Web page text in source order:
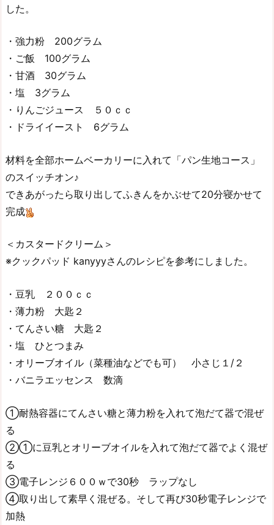
した。
・強力粉 200グラム
・ご飯 100グラム
・甘酒 30グラム
・塩 3グラム
・りんごジュース ５０ｃｃ
・ドライイースト 6グラム
材料を全部ホームベーカリーに入れて「パン生地コース」
のスイッチオン♪
できあがったら取り出してふきんをかぶせて20分寝かせて
完成
＜カスタードクリーム＞
※クックパッド kanyyyさんのレシピを参考にしました。
・豆乳 ２００ｃｃ
・薄力粉 大匙２
・てんさい糖 大匙２
・塩 ひとつまみ
・オリーブオイル（菜種油などでも可） 小さじ１/２
・バニラエッセンス 数滴
①耐熱容器にてんさい糖と薄力粉を入れて泡だて器で混ぜ
る
②①に豆乳とオリーブオイルを入れて泡だて器でよく混ぜ
る
③電子レンジ６００ｗで30秒 ラップなし
④取り出して素早く混ぜる。そして再び30秒電子レンジで
加熱